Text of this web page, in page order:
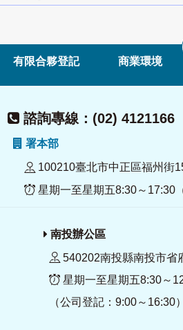
有限合夥登記 商業環境
諮詢專線：(02) 4121166
署本部
100210臺北市中正區福州街
星期一至星期五8:30～17:30
南投辦公區
540202南投縣南投市省
星期一至星期五8:30～
（公司登記：9:00～16:30